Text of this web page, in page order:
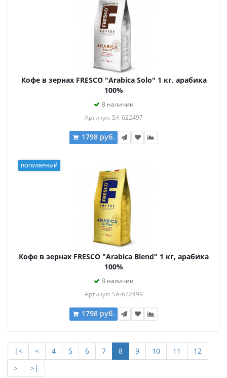
Кофе в зернах FRESCO "Arabica Solo" 1 кг, арабика
100%
В наличии
Артикул: SA-622497
1798 руб.
ПОПУЛЯРНЫЙ
Кофе в зернах FRESCO "Arabica Blend" 1 кг, арабика
100%
В наличии
Артикул: SA-622499
1798 руб.
|< < 4 5 6 7 8 9 10 11
12
>
>|